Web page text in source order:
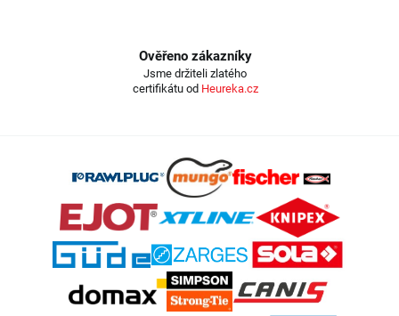
Ověřeno zákazníky
Jsme držiteli zlatého
certifikátu od Heureka.cz